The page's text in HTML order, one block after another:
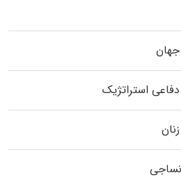
استراتژیک